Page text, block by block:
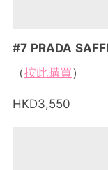
#7 PRADA
（按此購買）
HKD3,550